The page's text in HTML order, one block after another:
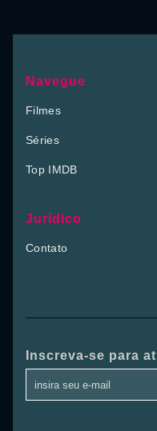
Navegue
Filmes
Séries
Top IMDB
Jurídico
Contato
Inscreva-se para